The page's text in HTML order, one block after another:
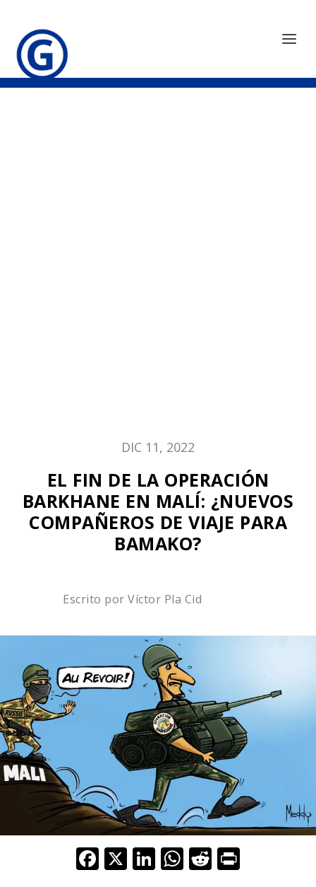
DIC 11, 2022
EL FIN DE LA OPERACIÓN
BARKHANE EN MALÍ: ¿NUEVOS
COMPAÑEROS DE VIAJE PARA
BAMAKO?
Escrito por Víctor Pla Cid
F X Li W R